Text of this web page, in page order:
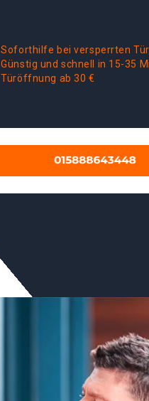
Soforthilfe bei versperrten
Günstig und schnell in 15-35
Türöffnung ab 30 €